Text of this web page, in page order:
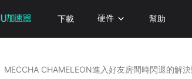
下載 硬件 幫助
MECCHA CHAMELEON進入好友房間時閃退的解決